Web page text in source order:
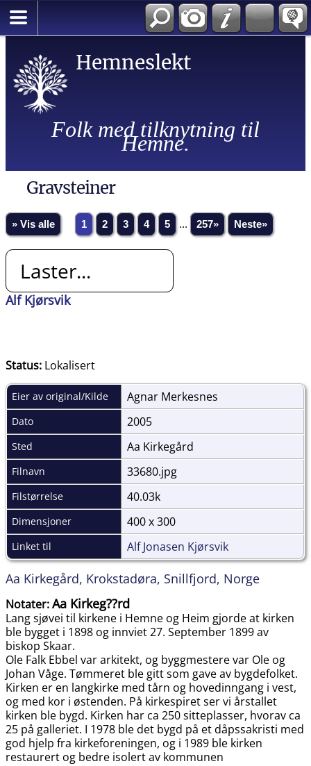
Hemneslekt
Folk med tilknytning til
Hemne.
Gravsteiner
» Vis alle 1 2 3 4 5 ... 257» Neste»
Laster...
Alf Kjørsvik
Status: Lokalisert
Eier av original/Kilde Agnar Merkesnes
Dato 2005
Sted Aa Kirkegård
Filnavn 33680.jpg
Filstørrelse 40.03k
Dimensjoner 400 x 300
Linket til Alf Jonasen Kjørsvik
Aa Kirkegård, Krokstadøra, Snillfjord, Norge
Notater:Aa Kirkeg??rd
Lang sjøvei til kirkene i Hemne og Heim gjorde at kirken
ble bygget i 1898 og innviet 27. September 1899 av
biskop Skaar.
Ole Falk Ebbel var arkitekt, og byggmestere var Ole og
Johan Våge. Tømmeret ble gitt som gave av bygdefolket.
Kirken er en langkirke med tårn og hovedinngang i vest,
og med kor i østenden. På kirkespiret ser vi årstallet
kirken ble bygd. Kirken har ca 250 sitteplasser, hvorav ca
25 på galleriet. I 1978 ble det bygd på et dåpssakristi med
god hjelp fra kirkeforeningen, og i 1989 ble kirken
restaurert og bedre isolert av kommunen